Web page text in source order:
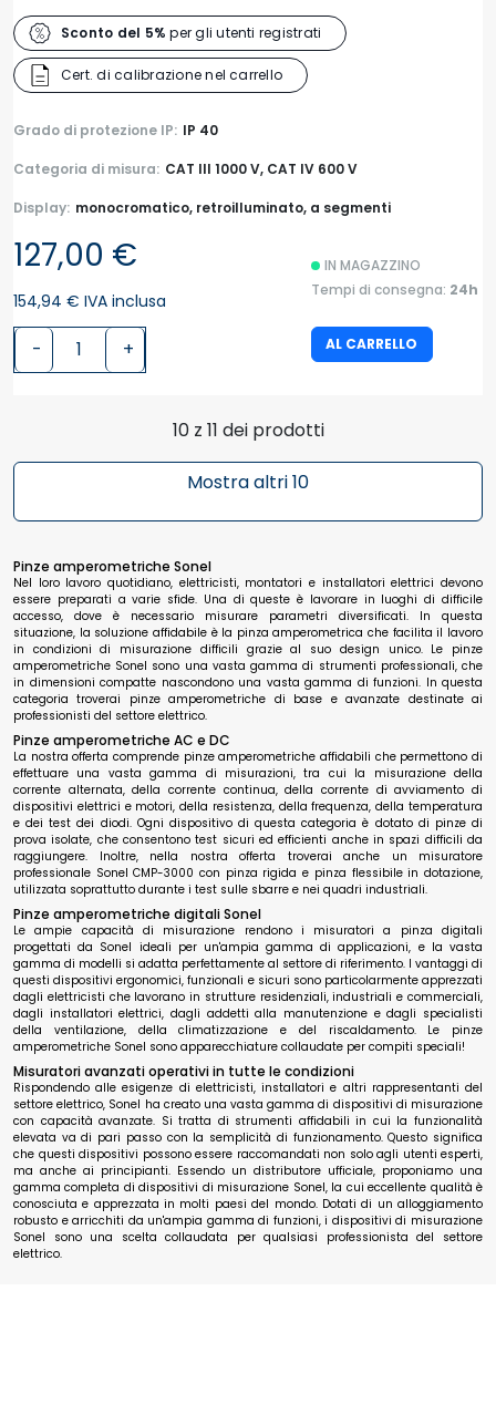
Sconto del 5% per gli utenti registrati
Cert. di calibrazione nel carrello
Grado di protezione IP: IP 40
Categoria di misura: CAT III 1000 V, CAT IV 600 V
Display: monocromatico, retroilluminato, a segmenti
127,00 €
154,94 € IVA inclusa
- +
IN MAGAZZINO
Tempi di consegna: 24h
AL CARRELLO
10 z 11 dei prodotti
Mostra altri 10
Pinze amperometriche Sonel
Nel loro lavoro quotidiano, elettricisti, montatori e installatori elettrici devono
essere preparati a varie sfide. Una di queste è lavorare in luoghi di difficile
accesso, dove è necessario misurare parametri diversificati. In questa
situazione, la soluzione affidabile è la pinza amperometrica che facilita il lavoro
in condizioni di misurazione difficili grazie al suo design unico. Le pinze
amperometriche Sonel sono una vasta gamma di strumenti professionali, che
in dimensioni compatte nascondono una vasta gamma di funzioni. In questa
categoria troverai pinze amperometriche di base e avanzate destinate ai
professionisti del settore elettrico.
Pinze amperometriche AC e DC
La nostra offerta comprende pinze amperometriche affidabili che permettono di
effettuare una vasta gamma di misurazioni, tra cui la misurazione della
corrente alternata, della corrente continua, della corrente di avviamento di
dispositivi elettrici e motori, della resistenza, della frequenza, della temperatura
e dei test dei diodi. Ogni dispositivo di questa categoria è dotato di pinze di
prova isolate, che consentono test sicuri ed efficienti anche in spazi difficili da
raggiungere. Inoltre, nella nostra offerta troverai anche un misuratore
professionale Sonel CMP-3000 con pinza rigida e pinza flessibile in dotazione,
utilizzata soprattutto durante i test sulle sbarre e nei quadri industriali.
Pinze amperometriche digitali Sonel
Le ampie capacità di misurazione rendono i misuratori a pinza digitali
progettati da Sonel ideali per un'ampia gamma di applicazioni, e la vasta
gamma di modelli si adatta perfettamente al settore di riferimento. I vantaggi di
questi dispositivi ergonomici, funzionali e sicuri sono particolarmente apprezzati
dagli elettricisti che lavorano in strutture residenziali, industriali e commerciali,
dagli installatori elettrici, dagli addetti alla manutenzione e dagli specialisti
della ventilazione, della climatizzazione e del riscaldamento. Le pinze
amperometriche Sonel sono apparecchiature collaudate per compiti speciali!
Misuratori avanzati operativi in tutte le condizioni
Rispondendo alle esigenze di elettricisti, installatori e altri rappresentanti del
settore elettrico, Sonel ha creato una vasta gamma di dispositivi di misurazione
con capacità avanzate. Si tratta di strumenti affidabili in cui la funzionalità
elevata va di pari passo con la semplicità di funzionamento. Questo significa
che questi dispositivi possono essere raccomandati non solo agli utenti esperti,
ma anche ai principianti. Essendo un distributore ufficiale, proponiamo una
gamma completa di dispositivi di misurazione Sonel, la cui eccellente qualità è
conosciuta e apprezzata in molti paesi del mondo. Dotati di un alloggiamento
robusto e arricchiti da un'ampia gamma di funzioni, i dispositivi di misurazione
Sonel sono una scelta collaudata per qualsiasi professionista del settore
elettrico.